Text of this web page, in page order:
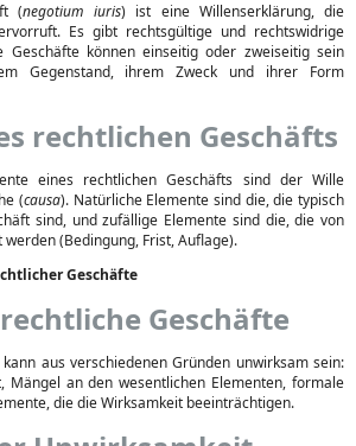
(negotium iuris) ist eine Willenserklärung, die
Es gibt rechtsgültige und rechtswidrige
Geschäfte können einseitig oder zweiseitig sein
Gegenstand, ihrem Zweck und ihrer Form
rechtlichen Geschäfts
eines rechtlichen Geschäfts sind der Wille
(causa). Natürliche Elemente sind die, die typisch
sind, und zufällige Elemente sind die, die von
(Bedingung, Frist, Auflage).
Geschäfte
Geschäfte
aus verschiedenen Gründen unwirksam sein:
Mängel an den wesentlichen Elementen, formale
die die Wirksamkeit beeinträchtigen.